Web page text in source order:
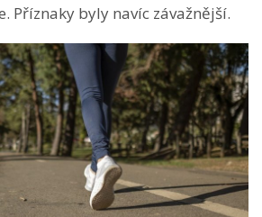
Příznaky byly navíc závažnější.